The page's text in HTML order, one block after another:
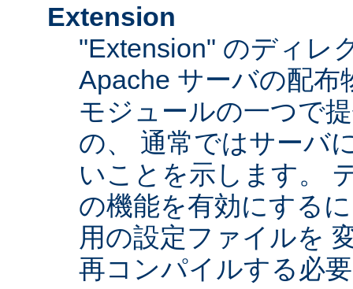
Extension
"Extension" のディレ
Apache サーバの配布
モジュールの一つで
の、 通常ではサーバ
いことを示します。
の機能を有効にする
用の設定ファイルを
再コンパイルする必